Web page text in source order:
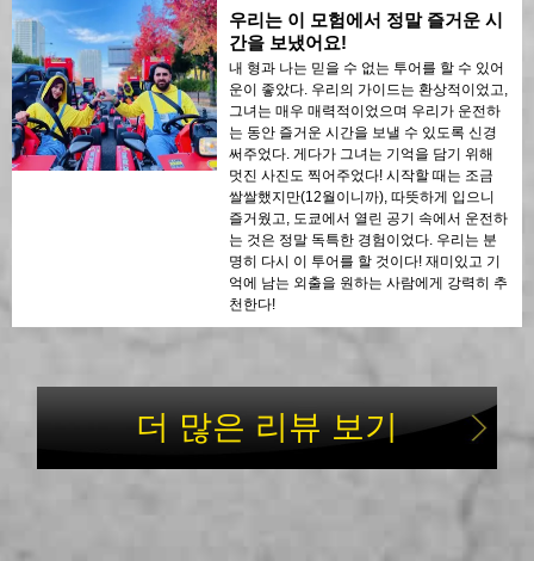
우리는 이 모험에서 정말 즐거운 시
간을 보냈어요!
내 형과 나는 믿을 수 없는 투어를 할 수 있어
운이 좋았다. 우리의 가이드는 환상적이었고,
그녀는 매우 매력적이었으며 우리가 운전하
는 동안 즐거운 시간을 보낼 수 있도록 신경
써주었다. 게다가 그녀는 기억을 담기 위해
멋진 사진도 찍어주었다! 시작할 때는 조금
쌀쌀했지만(12월이니까), 따뜻하게 입으니
즐거웠고, 도쿄에서 열린 공기 속에서 운전하
는 것은 정말 독특한 경험이었다. 우리는 분
명히 다시 이 투어를 할 것이다! 재미있고 기
억에 남는 외출을 원하는 사람에게 강력히 추
천한다!
더 많은 리뷰 보기